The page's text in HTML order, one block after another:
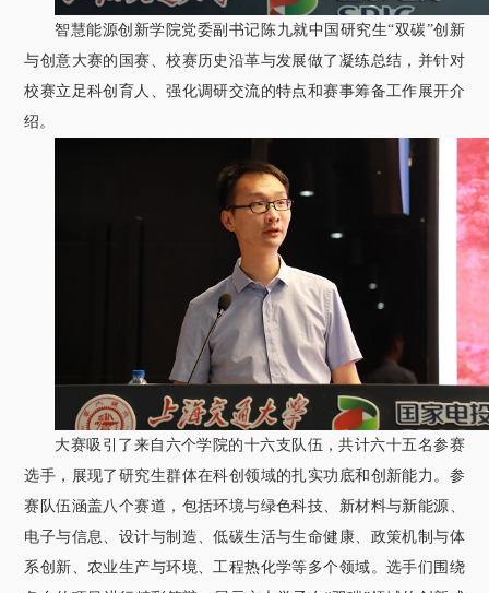
智慧能源创新学院党委副书记陈九就中国研究生“双碳”创新
与创意大赛的国赛、校赛历史沿革与发展做了凝练总结，并针对
校赛立足科创育人、强化调研交流的特点和赛事筹备工作展开介
绍。
大赛吸引了来自六个学院的十六支队伍，共计六十五名参赛
选手，展现了研究生群体在科创领域的扎实功底和创新能力。参
赛队伍涵盖八个赛道，包括环境与绿色科技、新材料与新能源、
电子与信息、设计与制造、低碳生活与生命健康、政策机制与体
系创新、农业生产与环境、工程热化学等多个领域。选手们围绕